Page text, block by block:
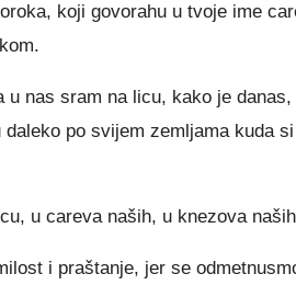
koji govorahu u tvoje ime
u nas sram na licu, kako je
po svijem zemljama kuda
u careva naših, u knezova
i praštanje, jer se